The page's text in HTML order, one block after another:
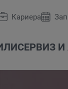
СЕРВИЗ
Кариера